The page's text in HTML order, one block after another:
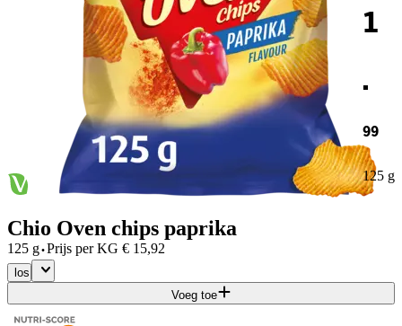
1
.
99
125 g
Chio Oven chips paprika
125 g·Prijs per KG € 15,92
los
Voeg toe